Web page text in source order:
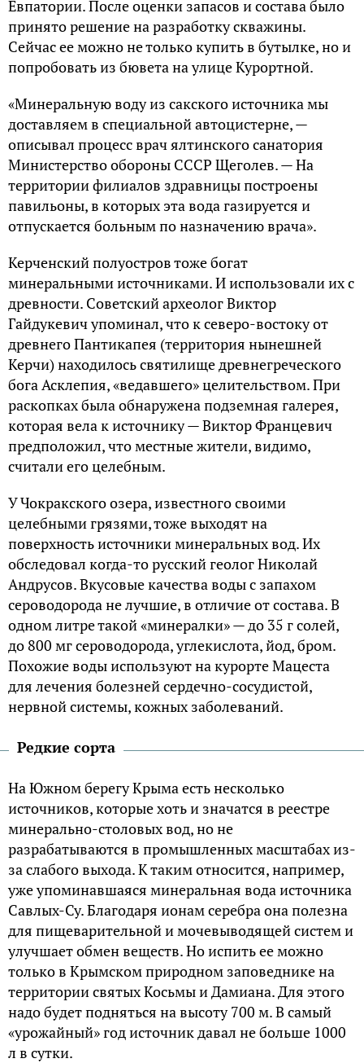
Евпатории. После оценки запасов и состава было
принято решение на разработку скважины.
Сейчас ее можно не только купить в бутылке, но и
попробовать из бювета на улице Курортной.
«Минеральную воду из сакского источника мы
доставляем в специальной автоцистерне, —
описывал процесс врач ялтинского санатория
Министерство обороны СССР Щеголев. — На
территории филиалов здравницы построены
павильоны, в которых эта вода газируется и
отпускается больным по назначению врача».
Керченский полуостров тоже богат
минеральными источниками. И использовали их с
древности. Советский археолог Виктор
Гайдукевич упоминал, что к северо-востоку от
древнего Пантикапея (территория нынешней
Керчи) находилось святилище древнегреческого
бога Асклепия, «ведавшего» целительством. При
раскопках была обнаружена подземная галерея,
которая вела к источнику — Виктор Францевич
предположил, что местные жители, видимо,
считали его целебным.
У Чокракского озера, известного своими
целебными грязями, тоже выходят на
поверхность источники минеральных вод. Их
обследовал когда-то русский геолог Николай
Андрусов. Вкусовые качества воды с запахом
сероводорода не лучшие, в отличие от состава. В
одном литре такой «минералки» — до 35 г солей,
до 800 мг сероводорода, углекислота, йод, бром.
Похожие воды используют на курорте Мацеста
для лечения болезней сердечно-сосудистой,
нервной системы, кожных заболеваний.
Редкие сорта
На Южном берегу Крыма есть несколько
источников, которые хоть и значатся в реестре
минерально-столовых вод, но не
разрабатываются в промышленных масштабах из-
за слабого выхода. К таким относится, например,
уже упоминавшаяся минеральная вода источника
Савлых-Су. Благодаря ионам серебра она полезна
для пищеварительной и мочевыводящей систем и
улучшает обмен веществ. Но испить ее можно
только в Крымском природном заповеднике на
территории святых Косьмы и Дамиана. Для этого
надо будет подняться на высоту 700 м. В самый
«урожайный» год источник давал не больше 1000
л в сутки.